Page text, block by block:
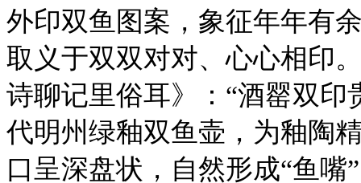
外印双鱼图案，象征年年有
取义于双双对对、心心相印
诗聊记里俗耳》：“酒罂双
代明州绿釉双鱼壶，为釉陶
口呈深盘状，自然形成“鱼嘴